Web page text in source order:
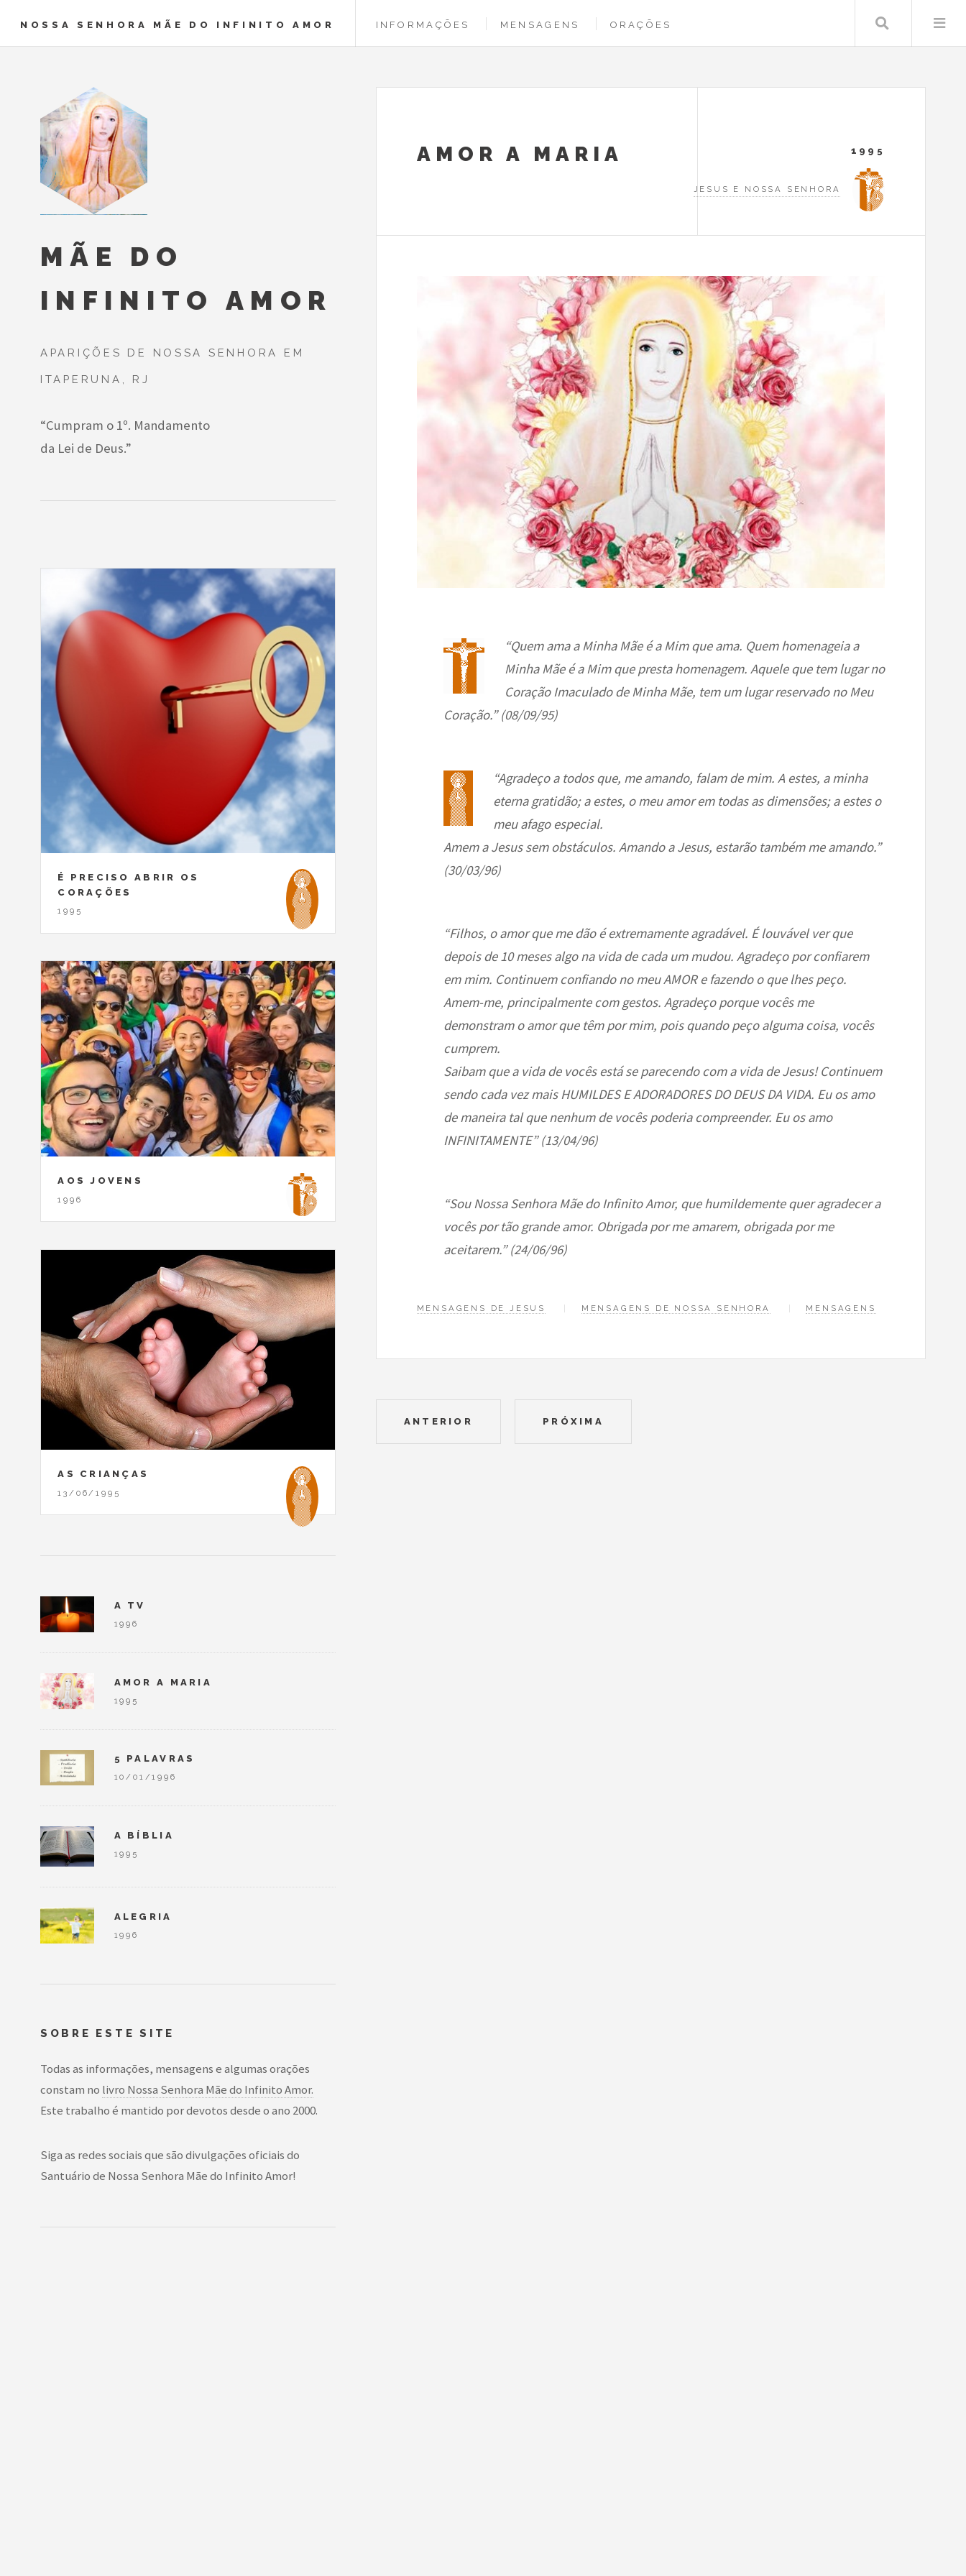
NOSSA SENHORA MÃE DO INFINITO AMOR INFORMAÇÕES MENSAGENS ORAÇÕES Search
AMOR A MARIA 1995
JESUS E NOSSA SENHORA
“Quem ama a Minha Mãe é a Mim que ama. Quem homenageia a
Minha Mãe é a Mim que presta homenagem. Aquele que tem lugar no
Coração Imaculado de Minha Mãe, tem um lugar reservado no Meu
Coração.” (08/09/95)
“Agradeço a todos que, me amando, falam de mim. A estes, a minha
eterna gratidão; a estes, o meu amor em todas as dimensões; a estes o
meu afago especial.
Amem a Jesus sem obstáculos. Amando a Jesus, estarão também me amando.”
(30/03/96)
“Filhos, o amor que me dão é extremamente agradável. É louvável ver que
depois de 10 meses algo na vida de cada um mudou. Agradeço por confiarem
em mim. Continuem confiando no meu AMOR e fazendo o que lhes peço.
Amem-me, principalmente com gestos. Agradeço porque vocês me
demonstram o amor que têm por mim, pois quando peço alguma coisa, vocês
cumprem.
Saibam que a vida de vocês está se parecendo com a vida de Jesus! Continuem
sendo cada vez mais HUMILDES E ADORADORES DO DEUS DA VIDA. Eu os amo
de maneira tal que nenhum de vocês poderia compreender. Eu os amo
INFINITAMENTE” (13/04/96)
“Sou Nossa Senhora Mãe do Infinito Amor, que humildemente quer agradecer a
vocês por tão grande amor. Obrigada por me amarem, obrigada por me
aceitarem.” (24/06/96)
MENSAGENS DE JESUS MENSAGENS DE NOSSA SENHORA MENSAGENS
ANTERIOR PRÓXIMA
MÃE DO
INFINITO AMOR
APARIÇÕES DE NOSSA SENHORA EM
ITAPERUNA, RJ
“Cumpram o 1º. Mandamento
da Lei de Deus.”
É PRECISO ABRIR OS
CORAÇÕES
1995
AOS JOVENS
1996
AS CRIANÇAS
13/06/1995
A TV
1996
AMOR A MARIA
1995
5 PALAVRAS
10/01/1996
A BÍBLIA
1995
ALEGRIA
1996
SOBRE ESTE SITE
Todas as informações, mensagens e algumas orações
constam no livro Nossa Senhora Mãe do Infinito Amor.
Este trabalho é mantido por devotos desde o ano 2000.
Siga as redes sociais que são divulgações oficiais do
Santuário de Nossa Senhora Mãe do Infinito Amor!